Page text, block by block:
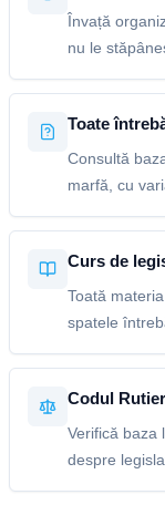
Învață
nu le
Toate
Consultă
marfă, cu
Curs de
Toată
spatele
Codul Rutier
Verifică baza
despre